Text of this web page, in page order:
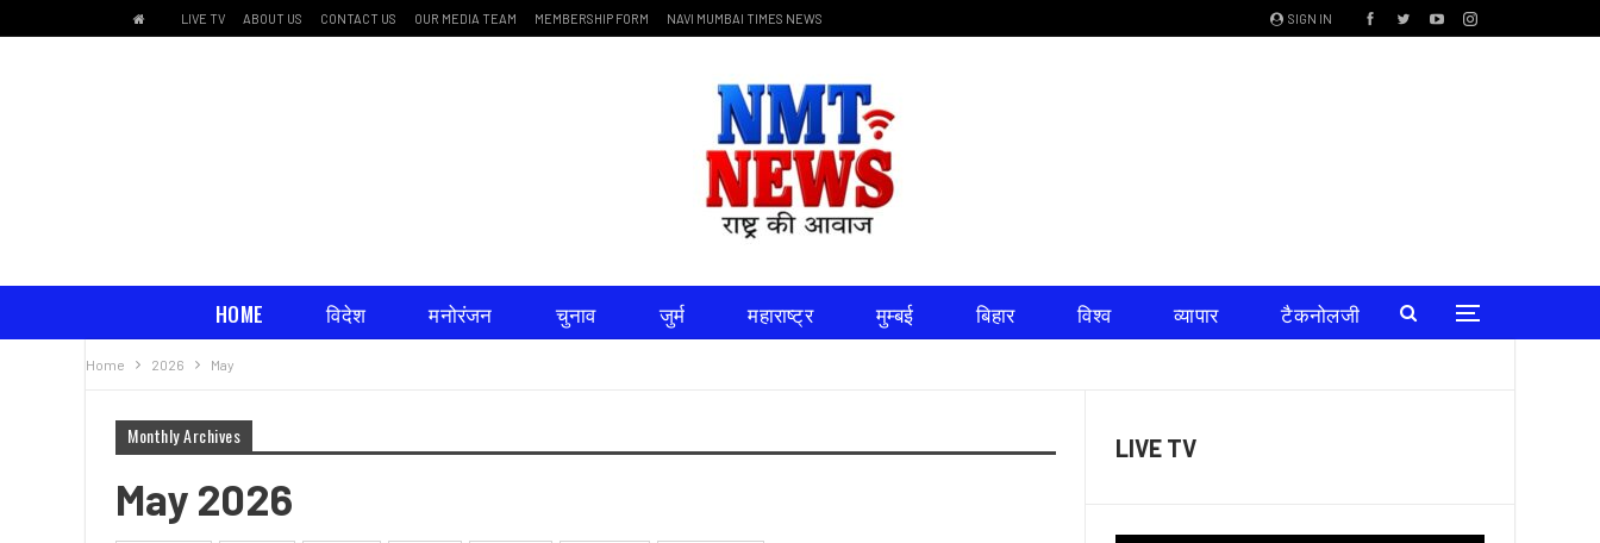
SIGN IN
LIVE TV ABOUT US CONTACT US OUR MEDIA TEAM MEMBERSHIP FORM NAVI MUMBAI TIMES NEWS
HOME विदेश मनोरंजन चुनाव जुर्म महाराष्ट्र मुम्बई बिहार विश्व व्यापार
टैकनोलजी
Home 2026 May
Monthly Archives
May 2026
LIVE TV